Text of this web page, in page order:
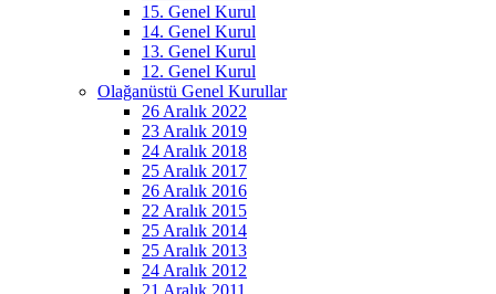
15. Genel Kurul
14. Genel Kurul
13. Genel Kurul
12. Genel Kurul
Olağanüstü Genel Kurullar
26 Aralık 2022
23 Aralık 2019
24 Aralık 2018
25 Aralık 2017
26 Aralık 2016
22 Aralık 2015
25 Aralık 2014
25 Aralık 2013
24 Aralık 2012
21 Aralık 2011